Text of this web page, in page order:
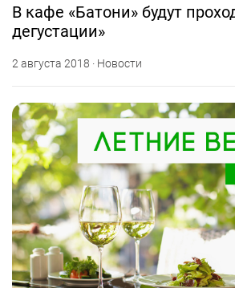
В кафе «Батони» будут
дегустации»
2 августа 2018 · Новости